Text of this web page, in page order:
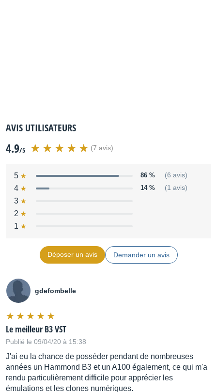
AVIS UTILISATEURS
4.9/5 (7 avis)
5 86 % (6 avis)
4 14 % (1 avis)
3
2
1
Déposer un avis Demander un avis
gdefombelle
Le meilleur B3 VST
Publié le 09/04/20 à 15:38
J'ai eu la chance de posséder pendant de nombreuses
années un Hammond B3 et un A100 également, ce qui m'a
rendu particulièrement difficile pour apprécier les
émulations et les clones numériques.